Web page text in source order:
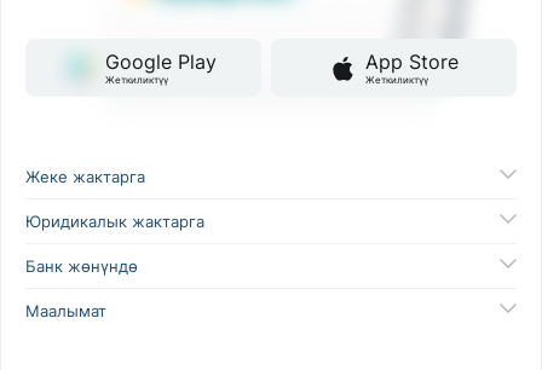
Google Play
Жеткиликтүү
App Store
Жеткиликтүү
Жеке жактарга
Юридикалык жактарга
Банк жөнүндө
Маалымат